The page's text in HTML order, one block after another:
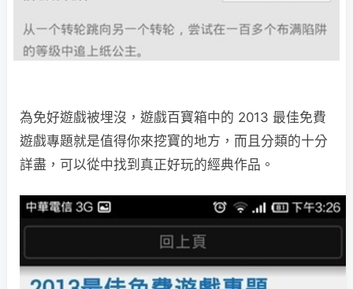
為免好遊戲被埋沒，遊戲百寶箱中的 2013 最佳免費
遊戲專題就是值得你來挖寶的地方，而且分類的十分
詳盡，可以從中找到真正好玩的經典作品。